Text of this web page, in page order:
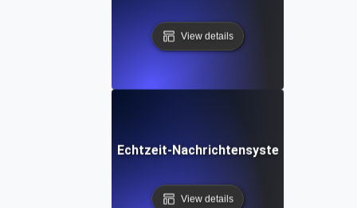
View details
für Echtzeit-Nachrichtensysteme im Laufe
View details